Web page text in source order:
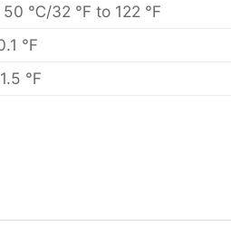
℃/32 ℉ to 122 ℉
℉
℉